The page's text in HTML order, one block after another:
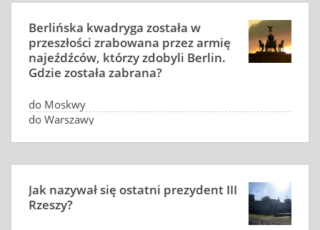
Berlińska kwadryga została w
przeszłości zrabowana przez armię
najeźdźców, którzy zdobyli Berlin.
Gdzie została zabrana?
do Moskwy
do Warszawy
Jak nazywał się ostatni prezydent III
Rzeszy?